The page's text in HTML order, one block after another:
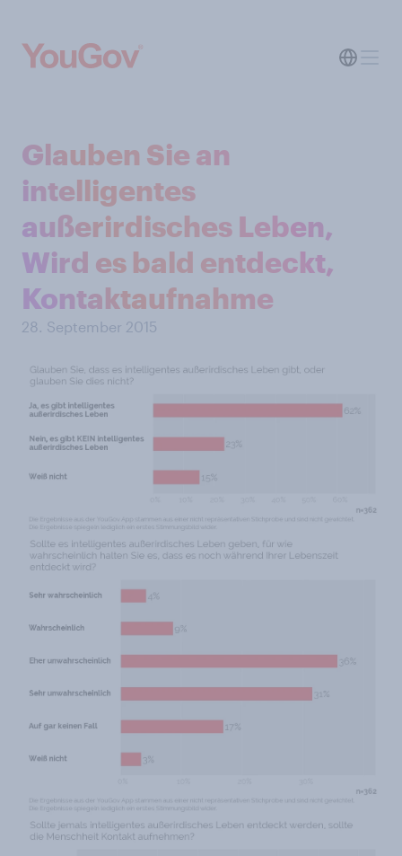
Glauben Sie an
intelligentes
außerirdisches Leben,
Wird es bald entdeckt,
Kontaktaufnahme
28. September 2015